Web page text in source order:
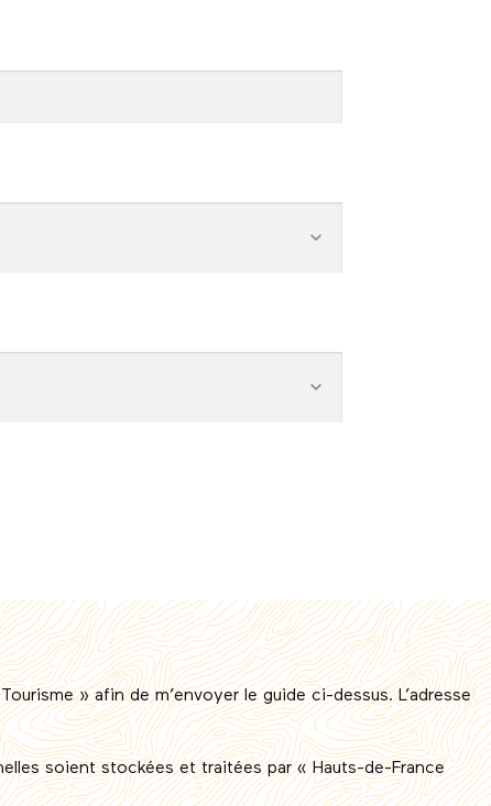
» afin de m’envoyer le guide ci-dessus. L’adresse
soient stockées et traitées par « Hauts-de-France